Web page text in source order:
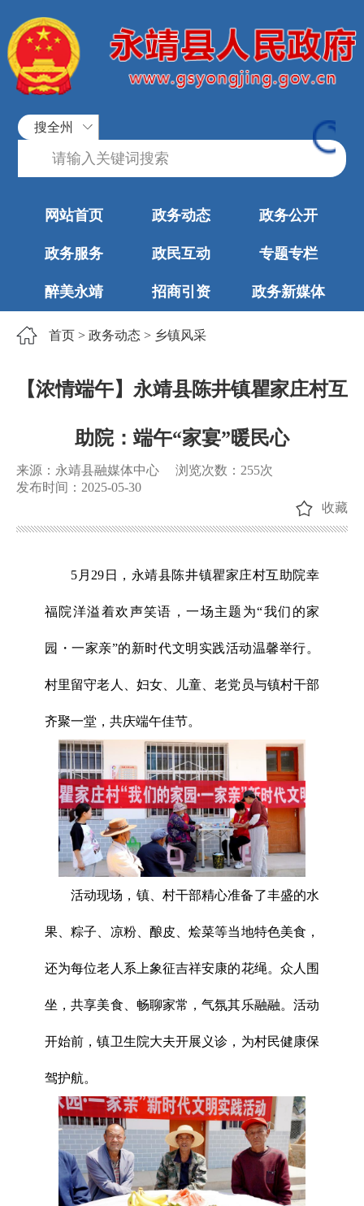
搜全州
网站首页 政务动态 政务公开
政务服务 政民互动 专题专栏
醉美永靖 招商引资 政务新媒体
首页 > 政务动态 > 乡镇风采
【浓情端午】永靖县陈井镇瞿家庄村互
助院：端午“家宴”暖民心
来源：永靖县融媒体中心 浏览次数： 255次
发布时间：2025-05-30
收藏
5月29日，永靖县陈井镇瞿家庄村互助院幸
福院洋溢着欢声笑语，一场主题为“我们的家
园・一家亲”的新时代文明实践活动温馨举行。
村里留守老人、妇女、儿童、老党员与镇村干部
齐聚一堂，共庆端午佳节。
活动现场，镇、村干部精心准备了丰盛的水
果、粽子、凉粉、酿皮、烩菜等当地特色美食，
还为每位老人系上象征吉祥安康的花绳。众人围
坐，共享美食、畅聊家常，气氛其乐融融。活动
开始前，镇卫生院大夫开展义诊，为村民健康保
驾护航。